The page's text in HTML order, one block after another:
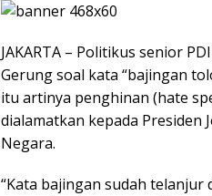
JAKARTA – Politikus senior
Gerung soal kata “bajingan
itu artinya penghinan (hate
dialamatkan kepada Presiden
Negara.
“Kata bajingan sudah